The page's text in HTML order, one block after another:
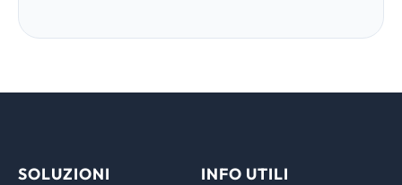
SOLUZIONI INFO UTILI